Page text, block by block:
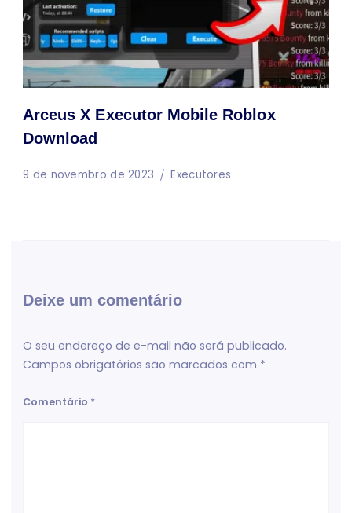
Arceus X Executor Mobile Roblox
Download
9 de novembro de 2023 Executores
Deixe um comentário
O seu endereço de e-mail não será publicado.
Campos obrigatórios são marcados com *
Comentário *